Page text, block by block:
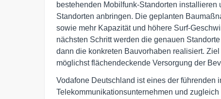
bestehenden Mobilfunk-Standorten
Standorten anbringen. Die geplanten
sowie mehr Kapazität und höhere Surf-
nächsten Schritt werden die genauen
dann die konkreten Bauvorhaben realisiert.
möglichst flächendeckende Versorgung der
Vodafone Deutschland ist eines der führenden
Telekommunikationsunternehmen und